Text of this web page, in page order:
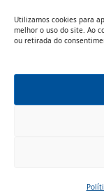
Utilizamos cookies para
melhor o uso do site. Ao
ou retirada do
© 2026 -